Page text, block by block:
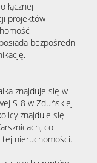
łącznej
projektów
bezpośredni
znajduje się w
S-8 w Zduńskiej
znajduje się
co
nieruchomości.